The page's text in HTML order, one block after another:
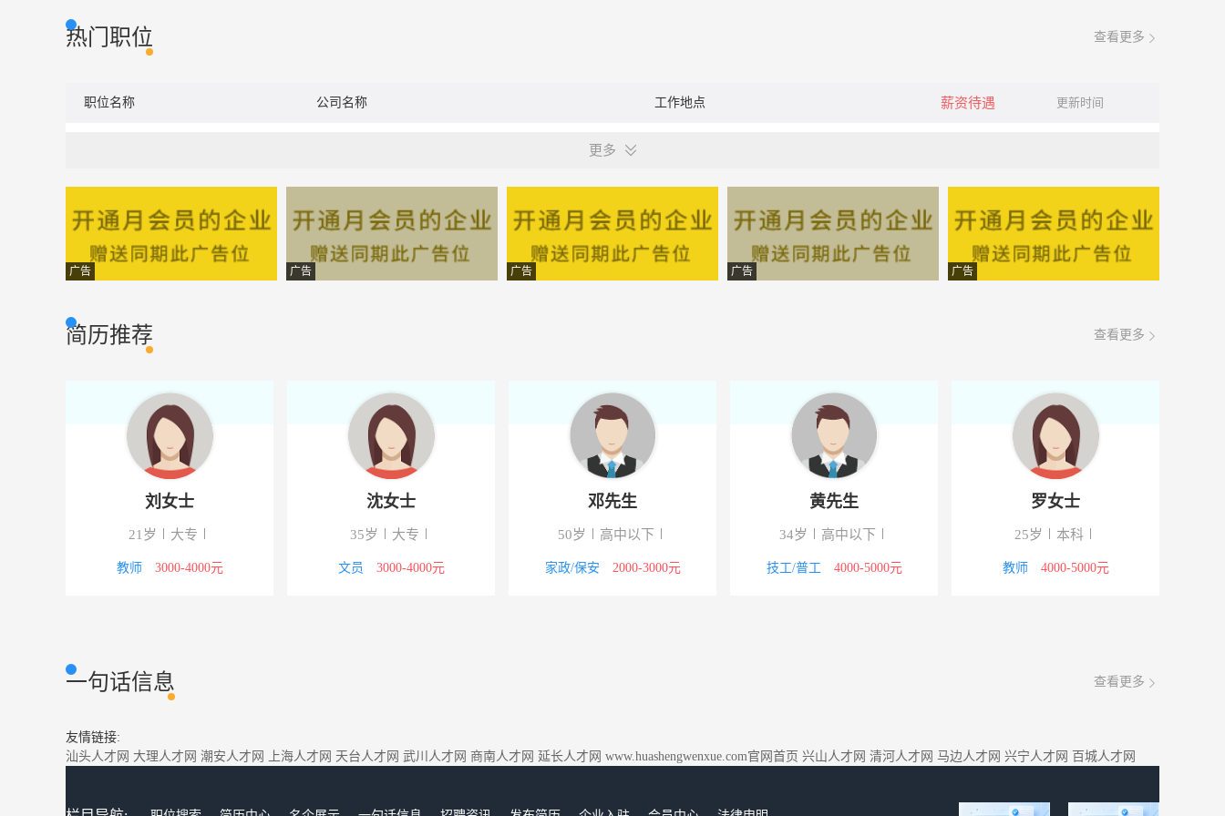
热门职位 查看更多
职位名称 公司名称 工作地点 薪资待遇 更新时间
更多
广告 广告 广告 广告 广告
简历推荐 查看更多
刘女士
21岁 大专
教师 3000-4000元
沈女士
35岁 大专
文员 3000-4000元
邓先生
50岁 高中以下
家政/保安 2000-3000元
黄先生
34岁 高中以下
技工/普工 4000-5000元
罗女士
25岁 本科
教师 4000-5000元
一句话信息 查看更多
友情链接:
汕头人才网 大理人才网 潮安人才网 上海人才网 天台人才网 武川人才网 商南人才网 延长人才网 www.huashengwenxue.com官网首页 兴山人才网 清河人才网 马边人才网 兴宁人才网 百城人才网